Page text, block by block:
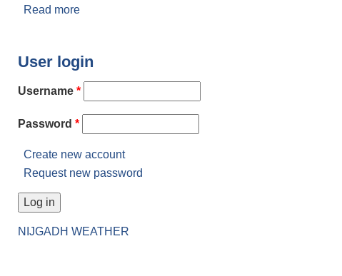
Read more
User login
Username *
Password *
Create new account
Request new password
NIJGADH WEATHER